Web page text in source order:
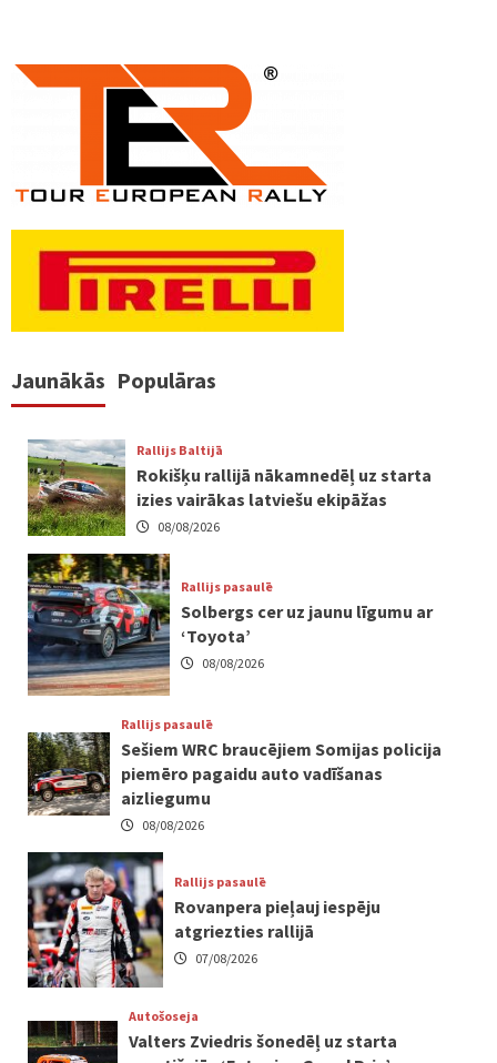
Jaunākās Populāras
Rallijs Baltijā
Rokišķu rallijā nākamnedēļ uz starta
izies vairākas latviešu ekipāžas
08/08/2026
Rallijs pasaulē
Solbergs cer uz jaunu līgumu ar
‘Toyota’
08/08/2026
Rallijs pasaulē
Sešiem WRC braucējiem Somijas policija
piemēro pagaidu auto vadīšanas
aizliegumu
08/08/2026
Rallijs pasaulē
Rovanpera pieļauj iespēju
atgriezties rallijā
07/08/2026
Autošoseja
Valters Zviedris šonedēļ uz starta